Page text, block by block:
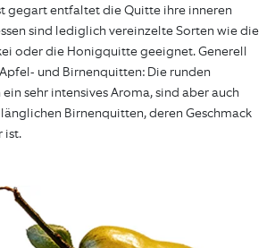
gegart entfaltet die Quitte ihre inneren
sind lediglich vereinzelte Sorten wie die
oder die Honigquitte geeignet. Generell
und Birnenquitten: Die runden
sehr intensives Aroma, sind aber auch
Birnenquitten, deren Geschmack
ist.